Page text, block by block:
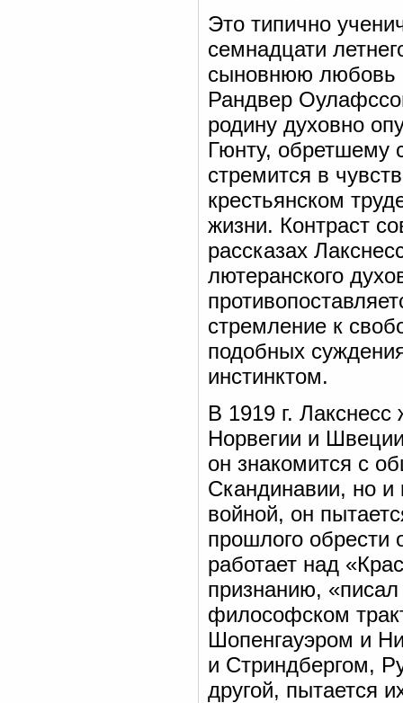
Это типично
семнадцати
сыновнюю любовь
Рандвер
родину духовно
Гюнту, обретшему
стремится в
крестьянском
жизни. Контраст
рассказах
лютеранского
стремление к
подобных
инстинктом.
В 1919 г. Лакснесс
Норвегии и
он знакомится с
Скандинавии, но
войной, он
прошлого обрести
работает над
признанию,
философском
Шопенгауэром и
и Стриндбергом,
другой, пытается